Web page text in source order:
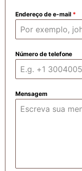
Endereço de e-mail *
Número de telefone
Mensagem